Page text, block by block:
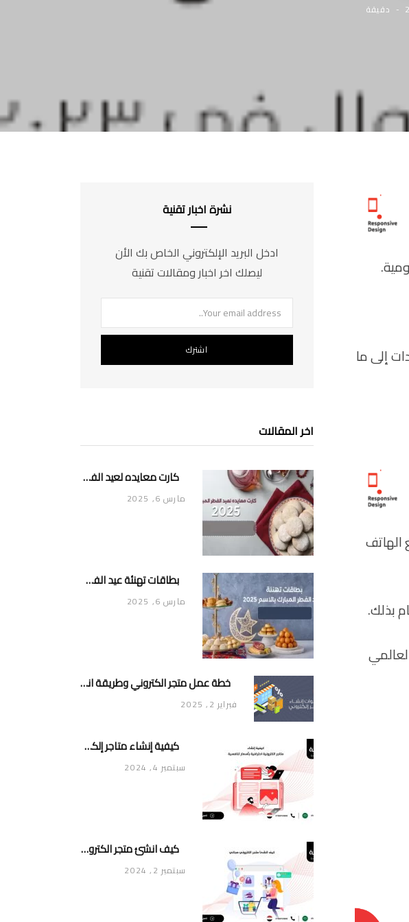
دقيقة
إلى ما
مع الهاتف
بذلك.
نشرة اخبار تقنية
ادخل البريد الإلكتروني الخاص بك الأن
ليصلك اخر اخبار ومقالات تقنية
اخر المقالات
كارت معايده لعيد الفطر المبارك 2025
مارس 6, 2025
بطاقات تهنئة عيد الفطر المبارك بالاسم 2025
مارس 6, 2025
خطة عمل متجر الكتروني وطريقة انشاء متجر خاص ناجح ومميز
فبراير 2, 2025
كيفية إنشاء متاجر إلكترونية احترافية بأسعار تنافسية
سبتمبر 4, 2024
كيف انشئ متجر الكتروني مجاني
سبتمبر 2, 2024